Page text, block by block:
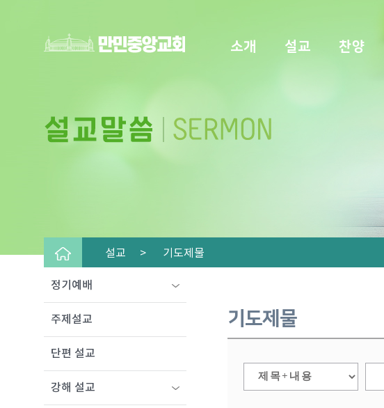
소개 설교 찬양
설교 > 기도제물
기도제물
정기예배
주제설교
단편 설교
강해 설교